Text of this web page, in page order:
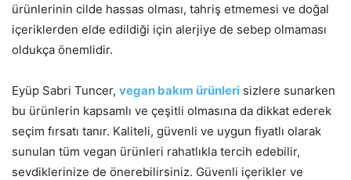
ürünlerinin cilde hassas olması, tahriş etmemesi ve doğal
içeriklerden elde edildiği için alerjiye de sebep olmaması
oldukça önemlidir.
Eyüp Sabri Tuncer, vegan bakım ürünleri sizlere sunarken
bu ürünlerin kapsamlı ve çeşitli olmasına da dikkat ederek
seçim fırsatı tanır. Kaliteli, güvenli ve uygun fiyatlı olarak
sunulan tüm vegan ürünleri rahatlıkla tercih edebilir,
sevdiklerinize de önerebilirsiniz. Güvenli içerikler ve